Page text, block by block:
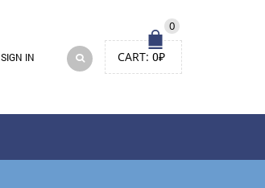
0
CART: 0₽
SIGN IN